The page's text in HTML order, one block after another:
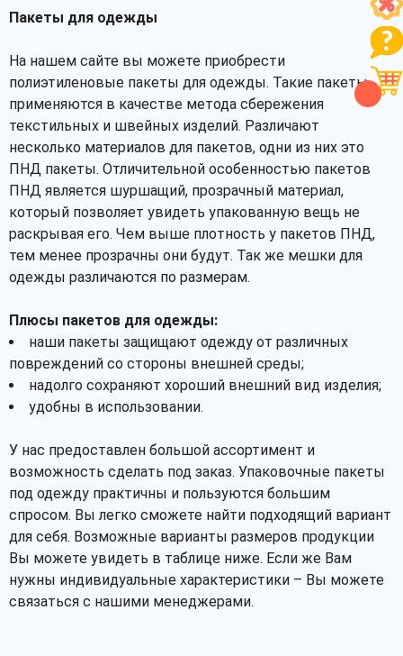
Пакеты для одежды
На нашем сайте вы можете приобрести
полиэтиленовые пакеты для одежды. Такие пакеты
применяются в качестве метода сбережения
текстильных и швейных изделий. Различают
несколько материалов для пакетов, одни из них это
ПНД пакеты. Отличительной особенностью пакетов
ПНД является шуршащий, прозрачный материал,
который позволяет увидеть упакованную вещь не
раскрывая его. Чем выше плотность у пакетов ПНД,
тем менее прозрачны они будут. Так же мешки для
одежды различаются по размерам.
Плюсы пакетов для одежды:
наши пакеты защищают одежду от различных
повреждений со стороны внешней среды;
надолго сохраняют хороший внешний вид изделия;
удобны в использовании.
У нас предоставлен большой ассортимент и
возможность сделать под заказ. Упаковочные пакеты
под одежду практичны и пользуются большим
спросом. Вы легко сможете найти подходящий вариант
для себя. Возможные варианты размеров продукции
Вы можете увидеть в таблице ниже. Если же Вам
нужны индивидуальные характеристики – Вы можете
связаться с нашими менеджерами.